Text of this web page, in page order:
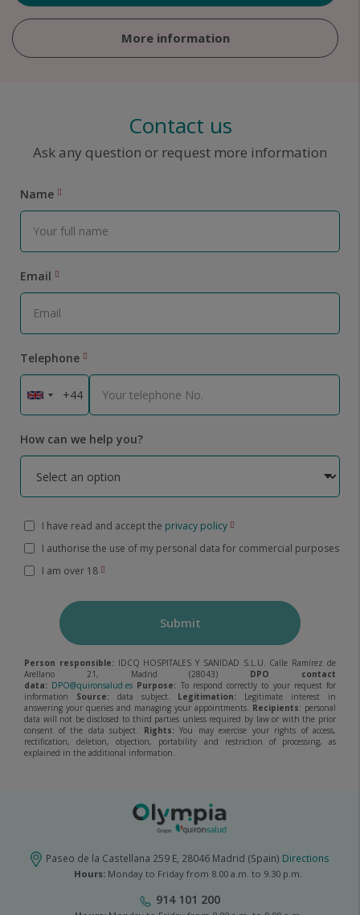
More information
Contact us
Ask any question or request more information
Name
Email
Telephone
How can we help you?
I have read and accept the privacy policy
I authorise the use of my personal data for commercial purposes
I am over 18
Submit
Person responsible:IDCQ HOSPITALES Y SANIDAD S.L.U. Calle Ramírez de
Arellano 21, Madrid (28043) DPO contact
data: DPO@quironsalud.es Purpose: To respond correctly to your request for
information Source:data subject. Legitimation: Legitimate interest in
answering your queries and managing your appointments. Recipients: personal
data will not be disclosed to third parties unless required by law or with the prior
consent of the data subject.
Rights:You may exercise your rights of access,
rectification, deletion, objection, portability and restriction of processing, as
explained in the additional information.
Paseo de la Castellana 259 E, 28046 Madrid (Spain) Directions
Hours:Monday to Friday from 8.00 a.m. to 9.30 p.m.
914 101 200